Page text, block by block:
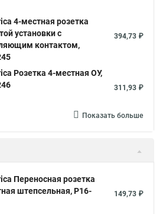
4-местная розетка
установки с
контактом,
394,73 ₽
Розетка 4-местная ОУ,
311,93 ₽
Показать больше
Переносная розетка
штепсельная, Р16-
149,73 ₽